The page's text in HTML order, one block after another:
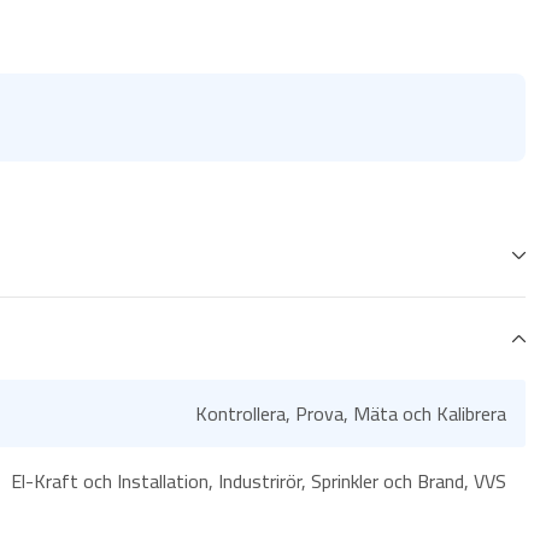
Kontrollera, Prova, Mäta och Kalibrera
El-Kraft och Installation, Industrirör, Sprinkler och Brand, VVS